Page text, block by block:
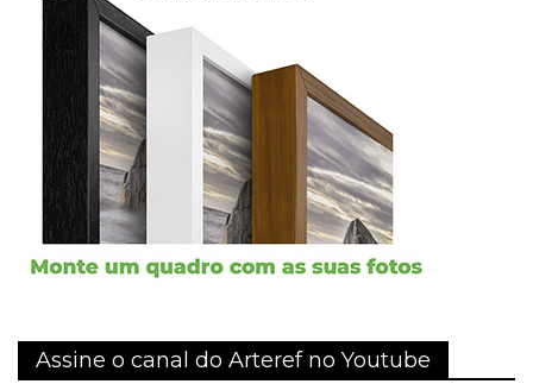
Assine o canal do Arteref no Youtube